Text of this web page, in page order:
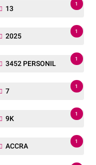
13
1
2025
1
3452 PERSONIL
1
7
1
9K
1
ACCRA
1